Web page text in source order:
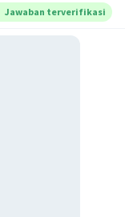
Jawaban terverifikasi